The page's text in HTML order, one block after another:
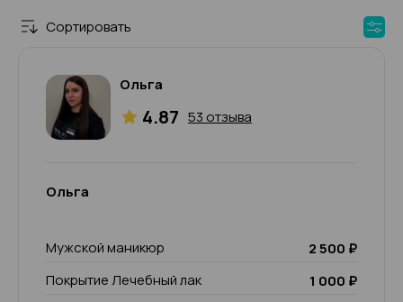
Сортировать
Ольга
4.87 53 отзыва
Ольга
Мужской маникюр
2 500 ₽
Покрытие Лечебный лак
1 000 ₽